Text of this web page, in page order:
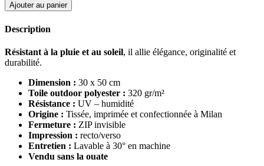
Ajouter au panier
Description
Résistant à la pluie et au soleil, il allie élégance, originalité et
durabilité.
Dimension : 30 x 50 cm
Toile outdoor polyester : 320 gr/m²
Résistance : UV – humidité
Origine : Tissée, imprimée et confectionnée à Milan
Fermeture : ZIP invisible
Impression : recto/verso
Entretien : Lavable à 30° en machine
Vendu sans la ouate